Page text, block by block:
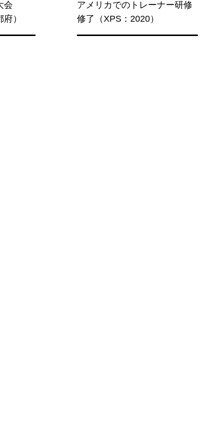
会
）
アメリカでのトレーナー研修
修了（XPS：2020）